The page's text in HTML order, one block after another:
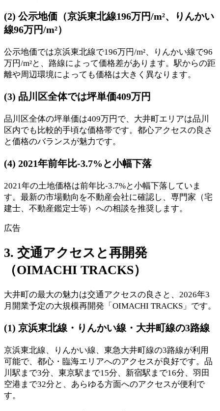
(2) 公示地価（京浜東北線196万円/m²、りんかい
線96万円/m²）
公示地価では京浜東北線で196万円/m²、りんかい線で96
万円/m²と、路線によって価格差があります。駅からの距
離や周辺環境によっても価格は大きく異なります。
(3) 品川区全体では坪単価409万円
品川区全体の坪単価は409万円で、大井町エリアは品川
区内でも比較的手頃な価格帯です。都心アクセスの良さ
と価格のバランスが魅力です。
(4) 2021年前年比-3.7%と小幅下落
2021年の土地価格は前年比-3.7%と小幅下落していま
す。最新の市場動向を不動産会社に確認し、専門家（宅
建士、不動産鑑定士等）への相談を推奨します。
広告
3. 交通アクセスと再開発
（OIMACHI TRACKS）
大井町の最大の魅力は交通アクセスの良さと、2026年3
月開業予定の大規模再開発「OIMACHI TRACKS」です。
(1) 京浜東北線・りんかい線・大井町線の3路線
京浜東北線、りんかい線、東急大井町線の3路線が利用
可能で、都心・臨海エリアへのアクセスが良好です。品
川駅まで3分、東京駅まで15分、新宿駅まで16分、羽田
空港まで32分と、あらゆる方面へのアクセスが便利で
す。